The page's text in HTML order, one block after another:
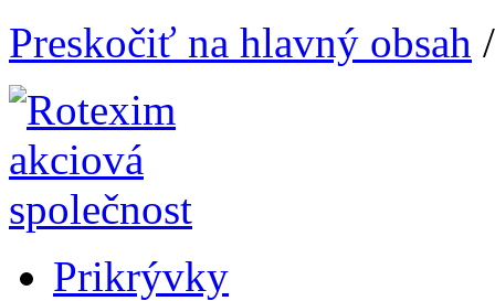
Preskočiť na hlavný obsah
Prikrývky